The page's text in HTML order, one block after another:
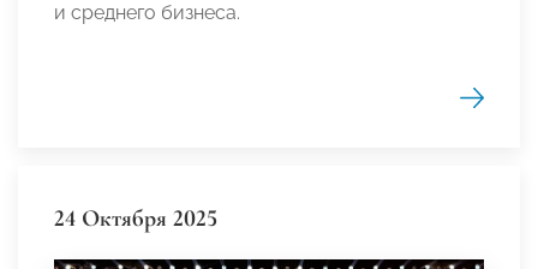
и среднего бизнеса.
24 Октября 2025